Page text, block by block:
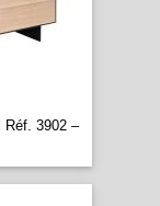
Réf. 3902 –